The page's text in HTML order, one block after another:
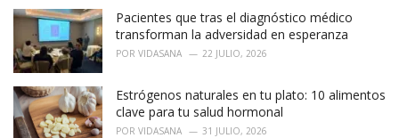
s
Pacientes que tras el diagnóstico médico
transforman la adversidad en esperanza
POR VIDASANA 22 JULIO, 2026
Estrógenos naturales en tu plato: 10 alimentos
clave para tu salud hormonal
POR VIDASANA 31 JULIO, 2026